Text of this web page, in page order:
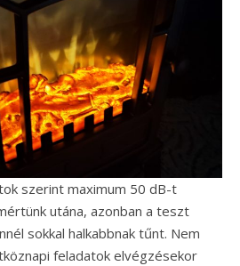
szerint maximum 50 dB-t
utána, azonban a teszt
sokkal halkabbnak tűnt. Nem
feladatok elvégzésekor